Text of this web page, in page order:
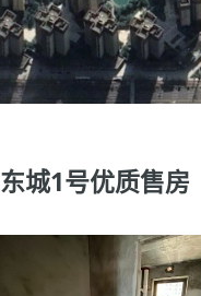
东城1号优质售房